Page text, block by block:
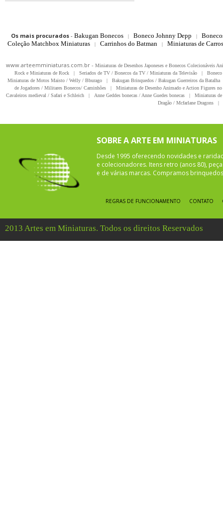
Os mais procurados- Bakugan Bonecos | Boneco Johnny Depp |
Coleção Matchbox Miniaturas
| Carrinhos do Batman | Miniaturas de
www.arteemminiaturas.com.br - Miniaturas de Desenhos Japoneses e Bonecos Colecionáveis
Rock e Miniaturas de Rock
| Seriados de TV / Bonecos da TV / Miniaturas da Televisão |
Miniaturas de Motos Maisto / Welly / Bburago
| Bakugan Brinquedos / Bakugan Guerreiros da Batalha
de Jogadores / Militares Bonecos/ Caminhões
|
Miniaturas de Desenho Animado e Action Figures
Cavaleiros medieval / Safari e Schleich
| Anne Geddes bonecas / Anne Guedes bonecas |
Miniaturas
Dragão / Mcfarlane Dragons
|
SOBRE A ARTE EM MINIATURAS
Desde 1995 oferecendo novidades e
e colecionadores. Itens retro (anos 80),
e de várias marcas. Compramos
REGRAS DE FUNCIONAMENTO CONTATO
2013 Artes em Miniaturas. Todos os direitos Reservados